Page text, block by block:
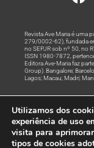
Revista Ave Maria é uma
279/0002-62), fundada
no SEPJR sob nº 50, no
ISSN 1980-7872,
Editora Ave-Maria faz
Group). Bangalore;
Lagos; Macau; Madri;
© Todos os
Utilizamos dos
experiência de uso
visita para
tipos de cookies